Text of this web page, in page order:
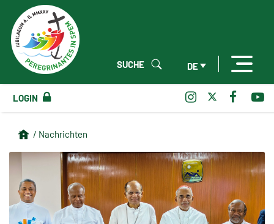
DE
SUCHE
LOGIN
/ Nachrichten